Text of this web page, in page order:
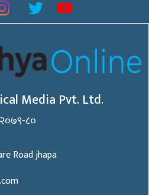
Media Pvt. Ltd.
८०
Road jhapa